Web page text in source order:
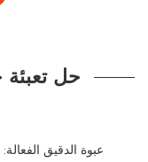
حل تعبئة